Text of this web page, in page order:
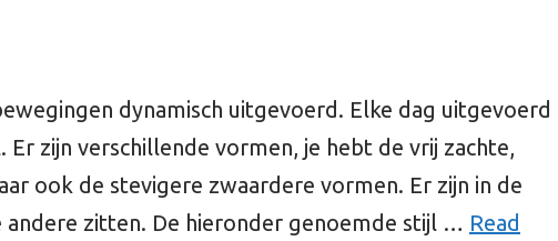
dynamisch uitgevoerd. Elke dag uitgevoerd
zijn verschillende vormen, je hebt de vrij zachte,
ook de stevigere zwaardere vormen. Er zijn in de
andere zitten. De hieronder genoemde stijl … Read